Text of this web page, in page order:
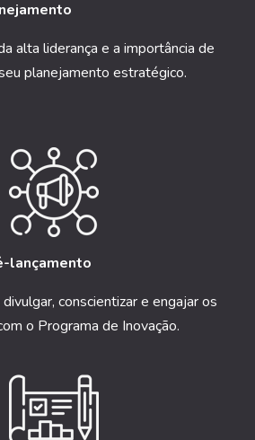
alta liderança e a importância de
planejamento estratégico.
lançamento
conscientizar e engajar os
o Programa de Inovação.